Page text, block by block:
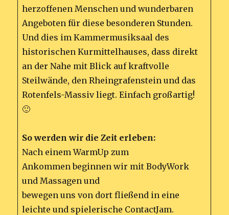
herzoffenen Menschen und wunderbaren
Angeboten für diese besonderen Stunden.
Und dies im Kammermusiksaal des
historischen Kurmittelhauses, dass direkt
an der Nahe mit Blick auf kraftvolle
Steilwände, den Rheingrafenstein und das
Rotenfels-Massiv liegt. Einfach großartig!
🙂
So werden wir die Zeit erleben:
Nach einem WarmUp zum
Ankommen beginnen wir mit BodyWork
und Massagen und
bewegen uns von dort fließend in eine
leichte und spielerische ContactJam.